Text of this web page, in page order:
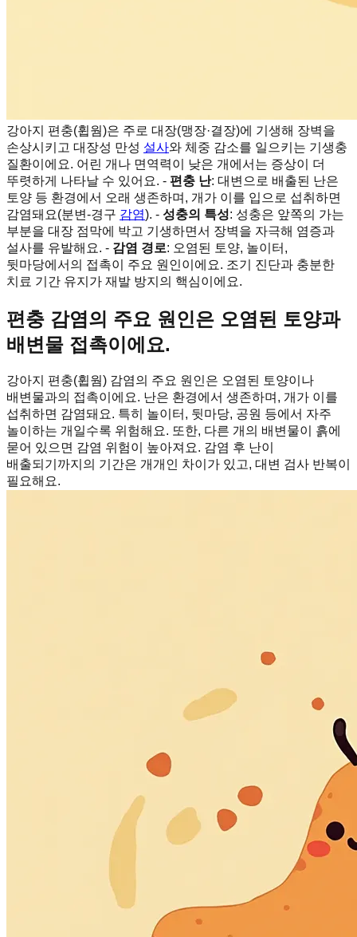
강아지 편충(휩웜)은 주로 대장(맹장·결장)에 기생해 장벽을
손상시키고 대장성 만성 설사와 체중 감소를 일으키는 기생충
질환이에요. 어린 개나 면역력이 낮은 개에서는 증상이 더
뚜렷하게 나타날 수 있어요. - 편충 난: 대변으로 배출된 난은
토양 등 환경에서 오래 생존하며, 개가 이를 입으로 섭취하면
감염돼요(분변-경구 감염). - 성충의 특성: 성충은 앞쪽의 가는
부분을 대장 점막에 박고 기생하면서 장벽을 자극해 염증과
설사를 유발해요. - 감염 경로: 오염된 토양, 놀이터,
뒷마당에서의 접촉이 주요 원인이에요. 조기 진단과 충분한
치료 기간 유지가 재발 방지의 핵심이에요.
편충 감염의 주요 원인은 오염된 토양과
배변물 접촉이에요.
강아지 편충(휩웜) 감염의 주요 원인은 오염된 토양이나
배변물과의 접촉이에요. 난은 환경에서 생존하며, 개가 이를
섭취하면 감염돼요. 특히 놀이터, 뒷마당, 공원 등에서 자주
놀이하는 개일수록 위험해요. 또한, 다른 개의 배변물이 흙에
묻어 있으면 감염 위험이 높아져요. 감염 후 난이
배출되기까지의 기간은 개개인 차이가 있고, 대변 검사 반복이
필요해요.